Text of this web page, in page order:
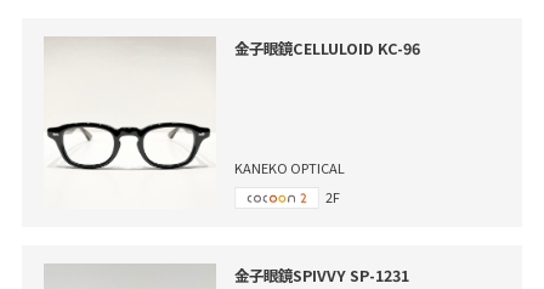
金子眼鏡CELLULOID KC-96
KANEKO OPTICAL
2F
金子眼鏡SPIVVY SP-1231